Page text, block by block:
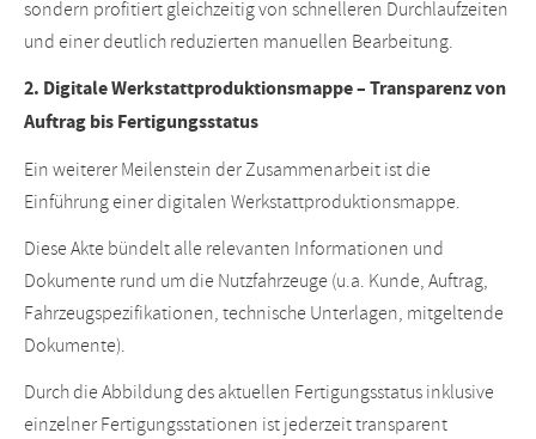
sondern profitiert gleichzeitig von schnelleren Durchlaufzeiten
und einer deutlich reduzierten manuellen Bearbeitung.
2. Digitale Werkstattproduktionsmappe – Transparenz von
Auftrag bis Fertigungsstatus
Ein weiterer Meilenstein der Zusammenarbeit ist die
Einführung einer digitalen Werkstattproduktionsmappe.
Diese Akte bündelt alle relevanten Informationen und
Dokumente rund um die Nutzfahrzeuge (u.a. Kunde, Auftrag,
Fahrzeugspezifikationen, technische Unterlagen, mitgeltende
Dokumente).
Durch die Abbildung des aktuellen Fertigungsstatus inklusive
einzelner Fertigungsstationen ist jederzeit transparent